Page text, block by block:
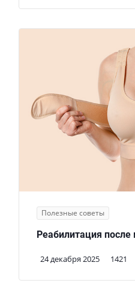
Полезные советы
24 декабря 2025 1421
Реабилитация